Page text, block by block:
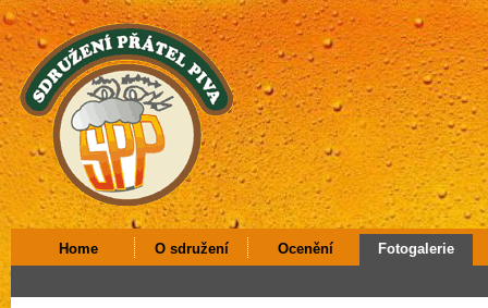
Home O sdružení Ocenění Fotogalerie